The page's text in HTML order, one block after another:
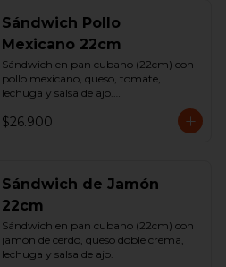
Sándwich Pollo
Mexicano 22cm
Sándwich en pan cubano (22cm) con
pollo mexicano, queso, tomate,
lechuga y salsa de ajo.
$26.900
Sándwich de Jamón
22cm
Sándwich en pan cubano (22cm) con
jamón de cerdo, queso doble crema,
lechuga y salsa de ajo.